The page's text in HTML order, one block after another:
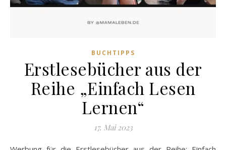
BUCHTIPPS
Erstlesebücher aus der
Reihe „Einfach Lesen
Lernen“
17. Mai 2023